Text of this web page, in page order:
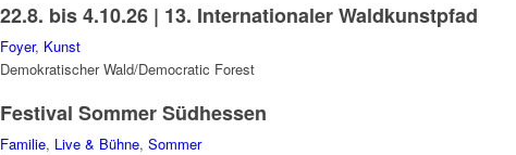
22.8. bis 4.10.26 | 13. Internationaler Waldkunstpfad
Foyer, Kunst
Demokratischer Wald/Democratic Forest
Festival Sommer Südhessen
Familie, Live & Bühne, Sommer